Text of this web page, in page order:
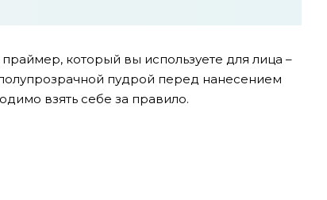
который вы используете для лица –
пудрой перед нанесением
взять себе за правило.